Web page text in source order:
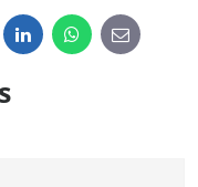
LinkedInWhatsApp
E-
mail